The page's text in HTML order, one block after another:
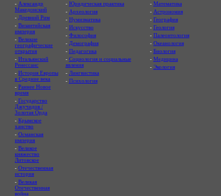
- Александр
Македонский
- Древний Рим
- Византийская
империя
- Великие
географические
открытия
- Итальянский
Ренессанс
- История Европы
в Средние века
- Раннее Новое
время
- Государство
Джучидов /
Золотая Орда
- Крымское
ханство
- Османская
империя
- Великое
княжество
Литовское
- Отечественная
история
- Великая
Отечественная
война
- Юридическая практика
- Археология
- Нумизматика
- Искусство
- Философия
- Демография
- Педагогика
- Социология и социальные
явления
- Лингвистика
- Психология
- Математика
- Астрономия
- География
- Геология
- Палеонтология
- Океанология
- Биология
- Медицина
- Экология